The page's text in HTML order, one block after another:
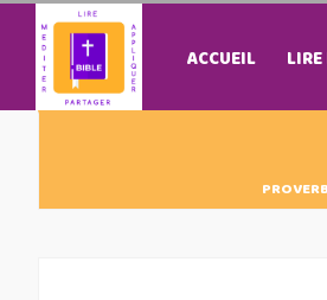
ACCUEIL